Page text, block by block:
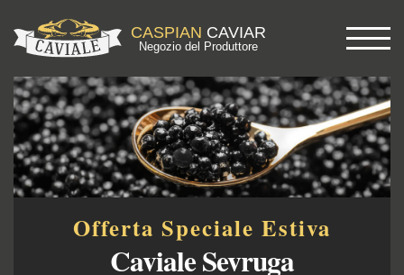
CASPIAN CAVIAR
Negozio del Produttore
Offerta Speciale Estiva
Caviale Sevruga